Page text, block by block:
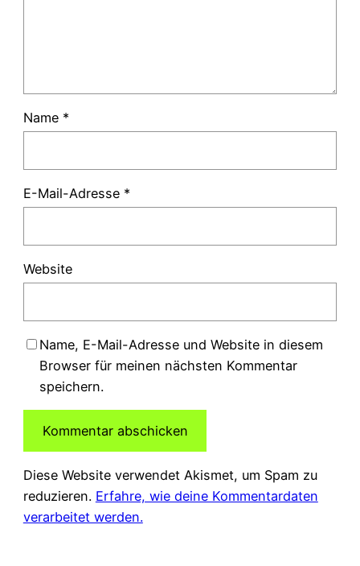
Name *
E-Mail-Adresse *
Website
Name, E-Mail-Adresse und Website in diesem
Browser für meinen nächsten Kommentar
speichern.
Diese Website verwendet Akismet, um Spam zu
reduzieren. Erfahre, wie deine Kommentardaten
verarbeitet werden.